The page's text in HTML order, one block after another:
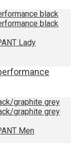
Lady
Men